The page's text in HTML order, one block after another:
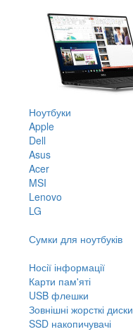
Ноутбуки
Apple
Dell
Asus
Acer
MSI
Lenovo
LG
Сумки для ноутбуків
Носії інформації
Карти пам'яті
USB флешки
Зовнішні жорсткі диски
SSD накопичувачі